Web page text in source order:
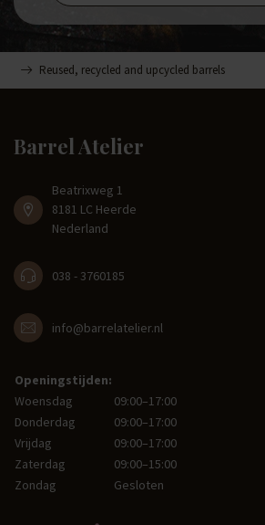
Reused, recycled and upcycled barrels
Barrel Atelier
Beatrixweg 1
8181 LC Heerde
Nederland
038 - 3760185
info@barrelatelier.nl
Openingstijden:
Woensdag
09:00–17:00
Donderdag
09:00–17:00
Vrijdag
09:00–17:00
Zaterdag
09:00–15:00
Zondag
Gesloten